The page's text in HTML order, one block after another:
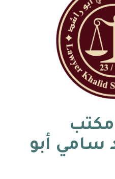
مكتب
سامي أبو